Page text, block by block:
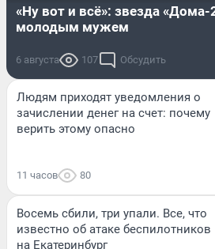
«Ну вот и всё»: звезда «Дома-
молодым мужем
6 августа 107 Обсудить
Людям приходят уведомления о
зачислении денег на счет: почему
верить этому опасно
11 часов 80
Восемь сбили, три упали. Все, что
известно об атаке беспилотников
на Екатеринбург